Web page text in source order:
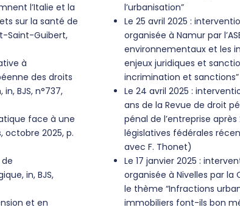
l’Italie et la
sur la santé de
Saint-Guibert,
à
des droits
BJS, n°737,
face à une
octobre 2025, p.
in, BJS,
et en
l’urbanisation”
Le 25 avril 2025 :
organisée à Namur par
environnementaux et les
enjeux juridiques et
incrimination et sanctions”
Le 24 avril 2025 :
ans de la Revue de droit
pénal de l’entreprise
législatives fédérales
avec F. Thonet)
Le 17 janvier 2025 :
organisée à Nivelles par
le thème “Infractions
immobiliers font-ils bon